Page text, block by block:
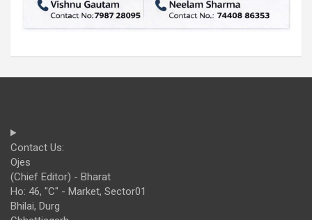
Contact Us:
Ojes
(Chief Editor) - Bharat
Ho: 46, "C" - Market, Sector01
Bhilai, Durg